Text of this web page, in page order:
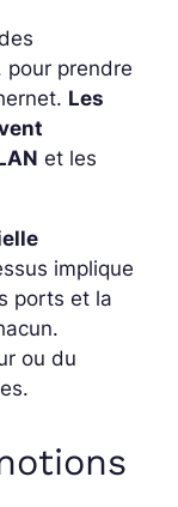
pour prendre
Les
et les
implique
ports et la
ou du